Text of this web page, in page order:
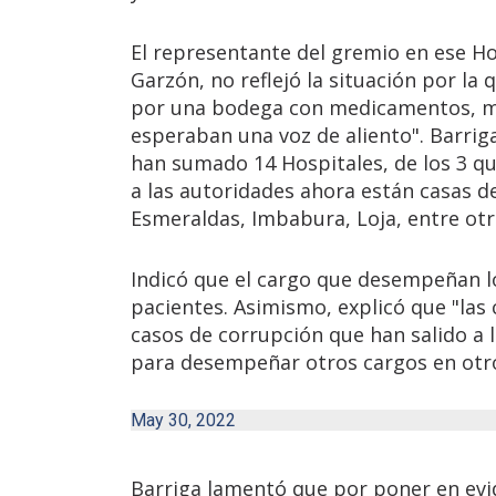
El representante del gremio en ese
Garzón, no reflejó la situación por la
por una bodega con medicamentos,
esperaban una voz de aliento".
han sumado 14 Hospitales, de los 3
a las autoridades ahora están casas
Esmeraldas, Imbabura, Loja, entre
Indicó que el cargo que desempeñan
pacientes. Asimismo, explicó que
casos de corrupción que han salido a
para desempeñar otros cargos en
May 30, 2022
Barriga lamentó que por poner en